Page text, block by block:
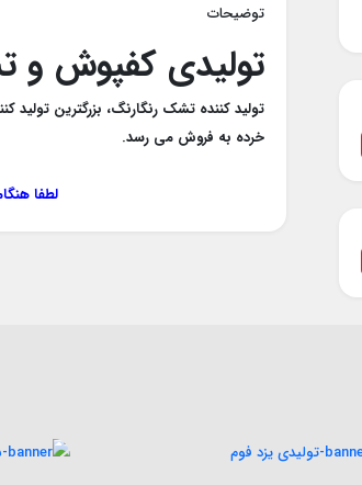
توضیحات
تولیدی کفپوش و
تولید کننده تشک رنگارنگ، بزرگترین
خرده به فروش می رسد.
لطفا